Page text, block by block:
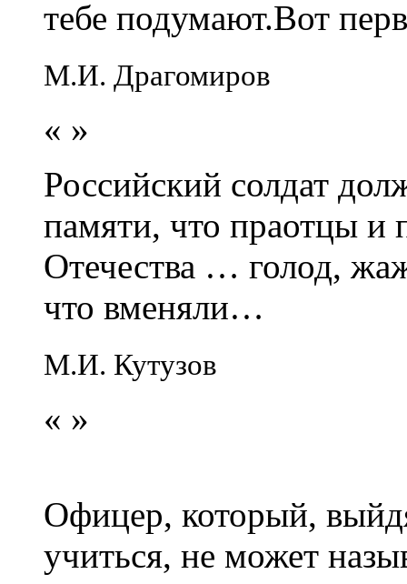
тебе подумают.Вот
М.И. Драгомиров
« »
Российский солдат
памяти, что праотцы и
Отечества … голод,
что вменяли…
М.И. Кутузов
« »
Офицер, который,
учиться, не может